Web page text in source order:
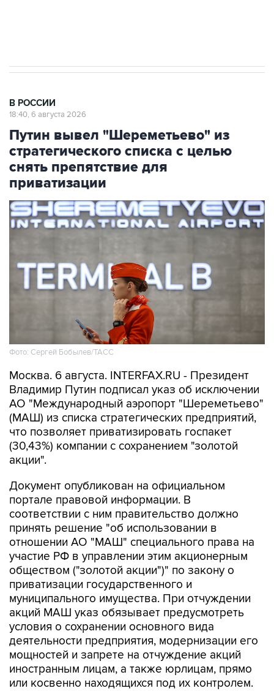
В РОССИИ
18:40, 6 августа 2026
Путин вывел "Шереметьево" из
стратегического списка с целью
снять препятствие для
приватизации
Фото: Сергей Бобылев/ТАСС
Москва. 6 августа. INTERFAX.RU - Президент
Владимир Путин подписал указ об исключении
АО "Международный аэропорт "Шереметьево"
(МАШ) из списка стратегических предприятий,
что позволяет приватизировать госпакет
(30,43%) компании с сохранением "золотой
акции".
Документ опубликован на официальном
портале правовой информации. В
соответствии с ним правительство должно
принять решение "об использовании в
отношении АО "МАШ" специального права на
участие РФ в управлении этим акционерным
обществом ("золотой акции")" по закону о
приватизации государственного и
муниципального имущества. При отчуждении
акций МАШ указ обязывает предусмотреть
условия о сохранении основного вида
деятельности предприятия, модернизации его
мощностей и запрете на отчуждение акций
иностранным лицам, а также юрлицам, прямо
или косвенно находящихся под их контролем.